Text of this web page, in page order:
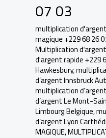
07 03
multiplication
magique +229 68 26
Multiplication
d'argent rapide +229
Hawkesbury,
d’argent Innsbruck
multiplication
d’argent Le Mont-
Limbourg Belgique,
d’argent Lyon
MAGIQUE,